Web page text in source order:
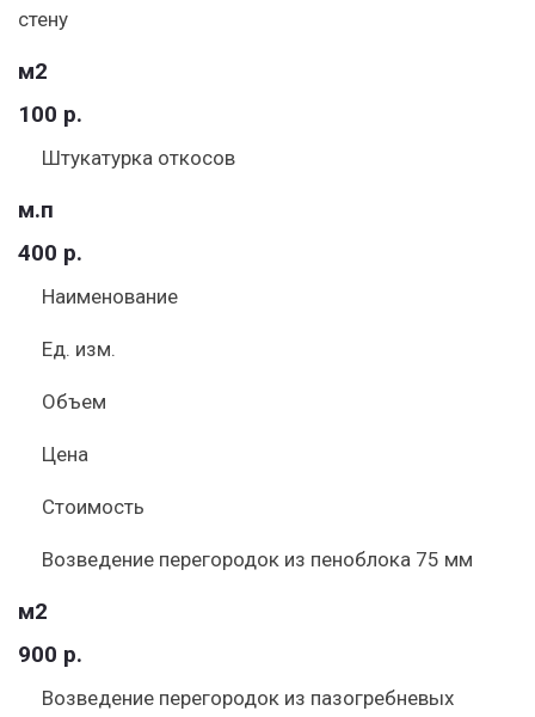
стену
м2
100 р.
Штукатурка откосов
м.п
400 р.
Наименование
Ед. изм.
Объем
Цена
Стоимость
Возведение перегородок из пеноблока 75 мм
м2
900 р.
Возведение перегородок из пазогребневых